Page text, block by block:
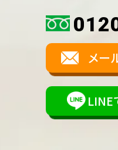
メー
LINE